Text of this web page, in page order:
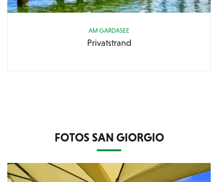
AM GARDASEE
Privatstrand
FOTOS SAN GIORGIO